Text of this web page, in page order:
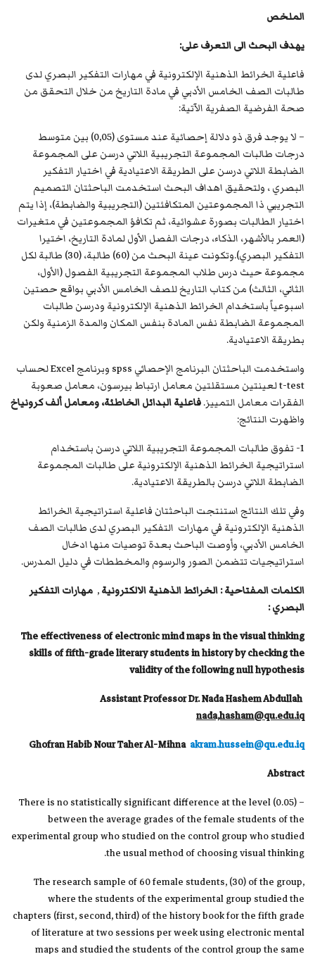
الملخص
يهدف البحث الى التعرف على:
فاعلية الخرائط الذهنية الإلكترونية في مهارات التفكير البصري لدى
طالبات الصف الخامس الأدبي في مادة التاريخ من خلال التحقق من
صحة الفرضية الصفرية الآتية:
– لا يوجد فرق ذو دلالة إحصائية عند مستوى (0,05) بين متوسط
درجات طالبات المجموعة التجريبية اللاتي درسن على المجموعة
الضابطة اللاتي درسن على الطريقة الاعتيادية في اختيار التفكير
البصري ، ولتحقيق اهداف البحث استخدمت الباحثتان التصميم
التجريبي ذا المجموعتين المتكافئتين (التجريبية والضابطة)، إذا يتم
اختيار الطالبات بصورة عشوائية، ثم تكافؤ المجموعتين في متغيرات
(العمر بالأشهر، الذكاء، درجات الفصل الأول لمادة التاريخ، اختيرا
التفكير البصري).وتكونت عينة البحث من (60) طالبة، (30) طالبة لكل
مجموعة حيث درس طلاب المجموعة التجريبية الفصول (الأول،
الثاني، الثالث) من كتاب التاريخ للصف الخامس الأدبي بواقع حصتين
اسبوعياً باستخدام الخرائط الذهنية الإلكترونية ودرسن طالبات
المجموعة الضابطة نفس المادة بنفس المكان والمدة الزمنية ولكن
بطريقة الاعتيادية.
واستخدمت الباحثتان البرنامج الإحصائي spss وبرنامج Excel لحساب
t-test لعينتين مستقلتين معامل ارتباط بيرسون، معامل صعوبة
الفقرات معامل التمييز.فاعلية البدائل الخاطئة، ومعامل ألف كرونياخ
واظهرت النتائج:
1- تفوق طالبات المجموعة التجريبية اللاتي درسن باستخدام
استراتيجية الخرائط الذهنية الإلكترونية على طالبات المجموعة
الضابطة اللاتي درسن بالطريقة الاعتيادية.
وفي تلك النتائج استنتجت الباحثتان فاعلية استراتيجية الخرائط
الذهنية الإلكترونية في مهارات التفكير البصري لدى طالبات الصف
الخامس الأدبي، وأوصت الباحث بعدة توصيات منها ادخال
استراتيجيات تتضمن الصور والرسوم والمخططات في دليل المدرس.
الكلمات المفتاحية : الخرائط الذهنية الالكترونية, مهارات التفكير
البصري:
The effectiveness of electronic mind maps in the visual thinking
skills of fifth-grade literary students in history by checking the
validity of the following null hypothesis
Assistant Professor Dr. Nada Hashem Abdullah
nada,hasham@qu.edu.iq
Ghofran Habib Nour Taher Al-Mihna akram.hussein@qu.edu.iq
Abstract
– There is no statistically significant difference at the level (0.05)
between the average grades of the female students of the
experimental group who studied on the control group who studied
the usual method of choosing visual thinking.
The research sample of 60 female students, (30) of the group,
where the students of the experimental group studied the
chapters (first, second, third) of the history book for the fifth grade
of literature at two sessions per week using electronic mental
maps and studied the students of the control group the same